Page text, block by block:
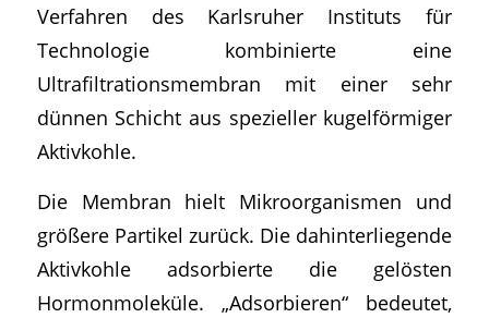
Verfahren des Karlsruher Instituts für
Technologie kombinierte eine
Ultrafiltrationsmembran mit einer sehr
dünnen Schicht aus spezieller kugelförmiger
Aktivkohle.
Die Membran hielt Mikroorganismen und
größere Partikel zurück. Die dahinterliegende
Aktivkohle adsorbierte die gelösten
Hormonmoleküle. „Adsorbieren“ bedeutet,